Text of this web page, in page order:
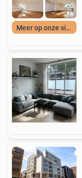
Meer op onze site